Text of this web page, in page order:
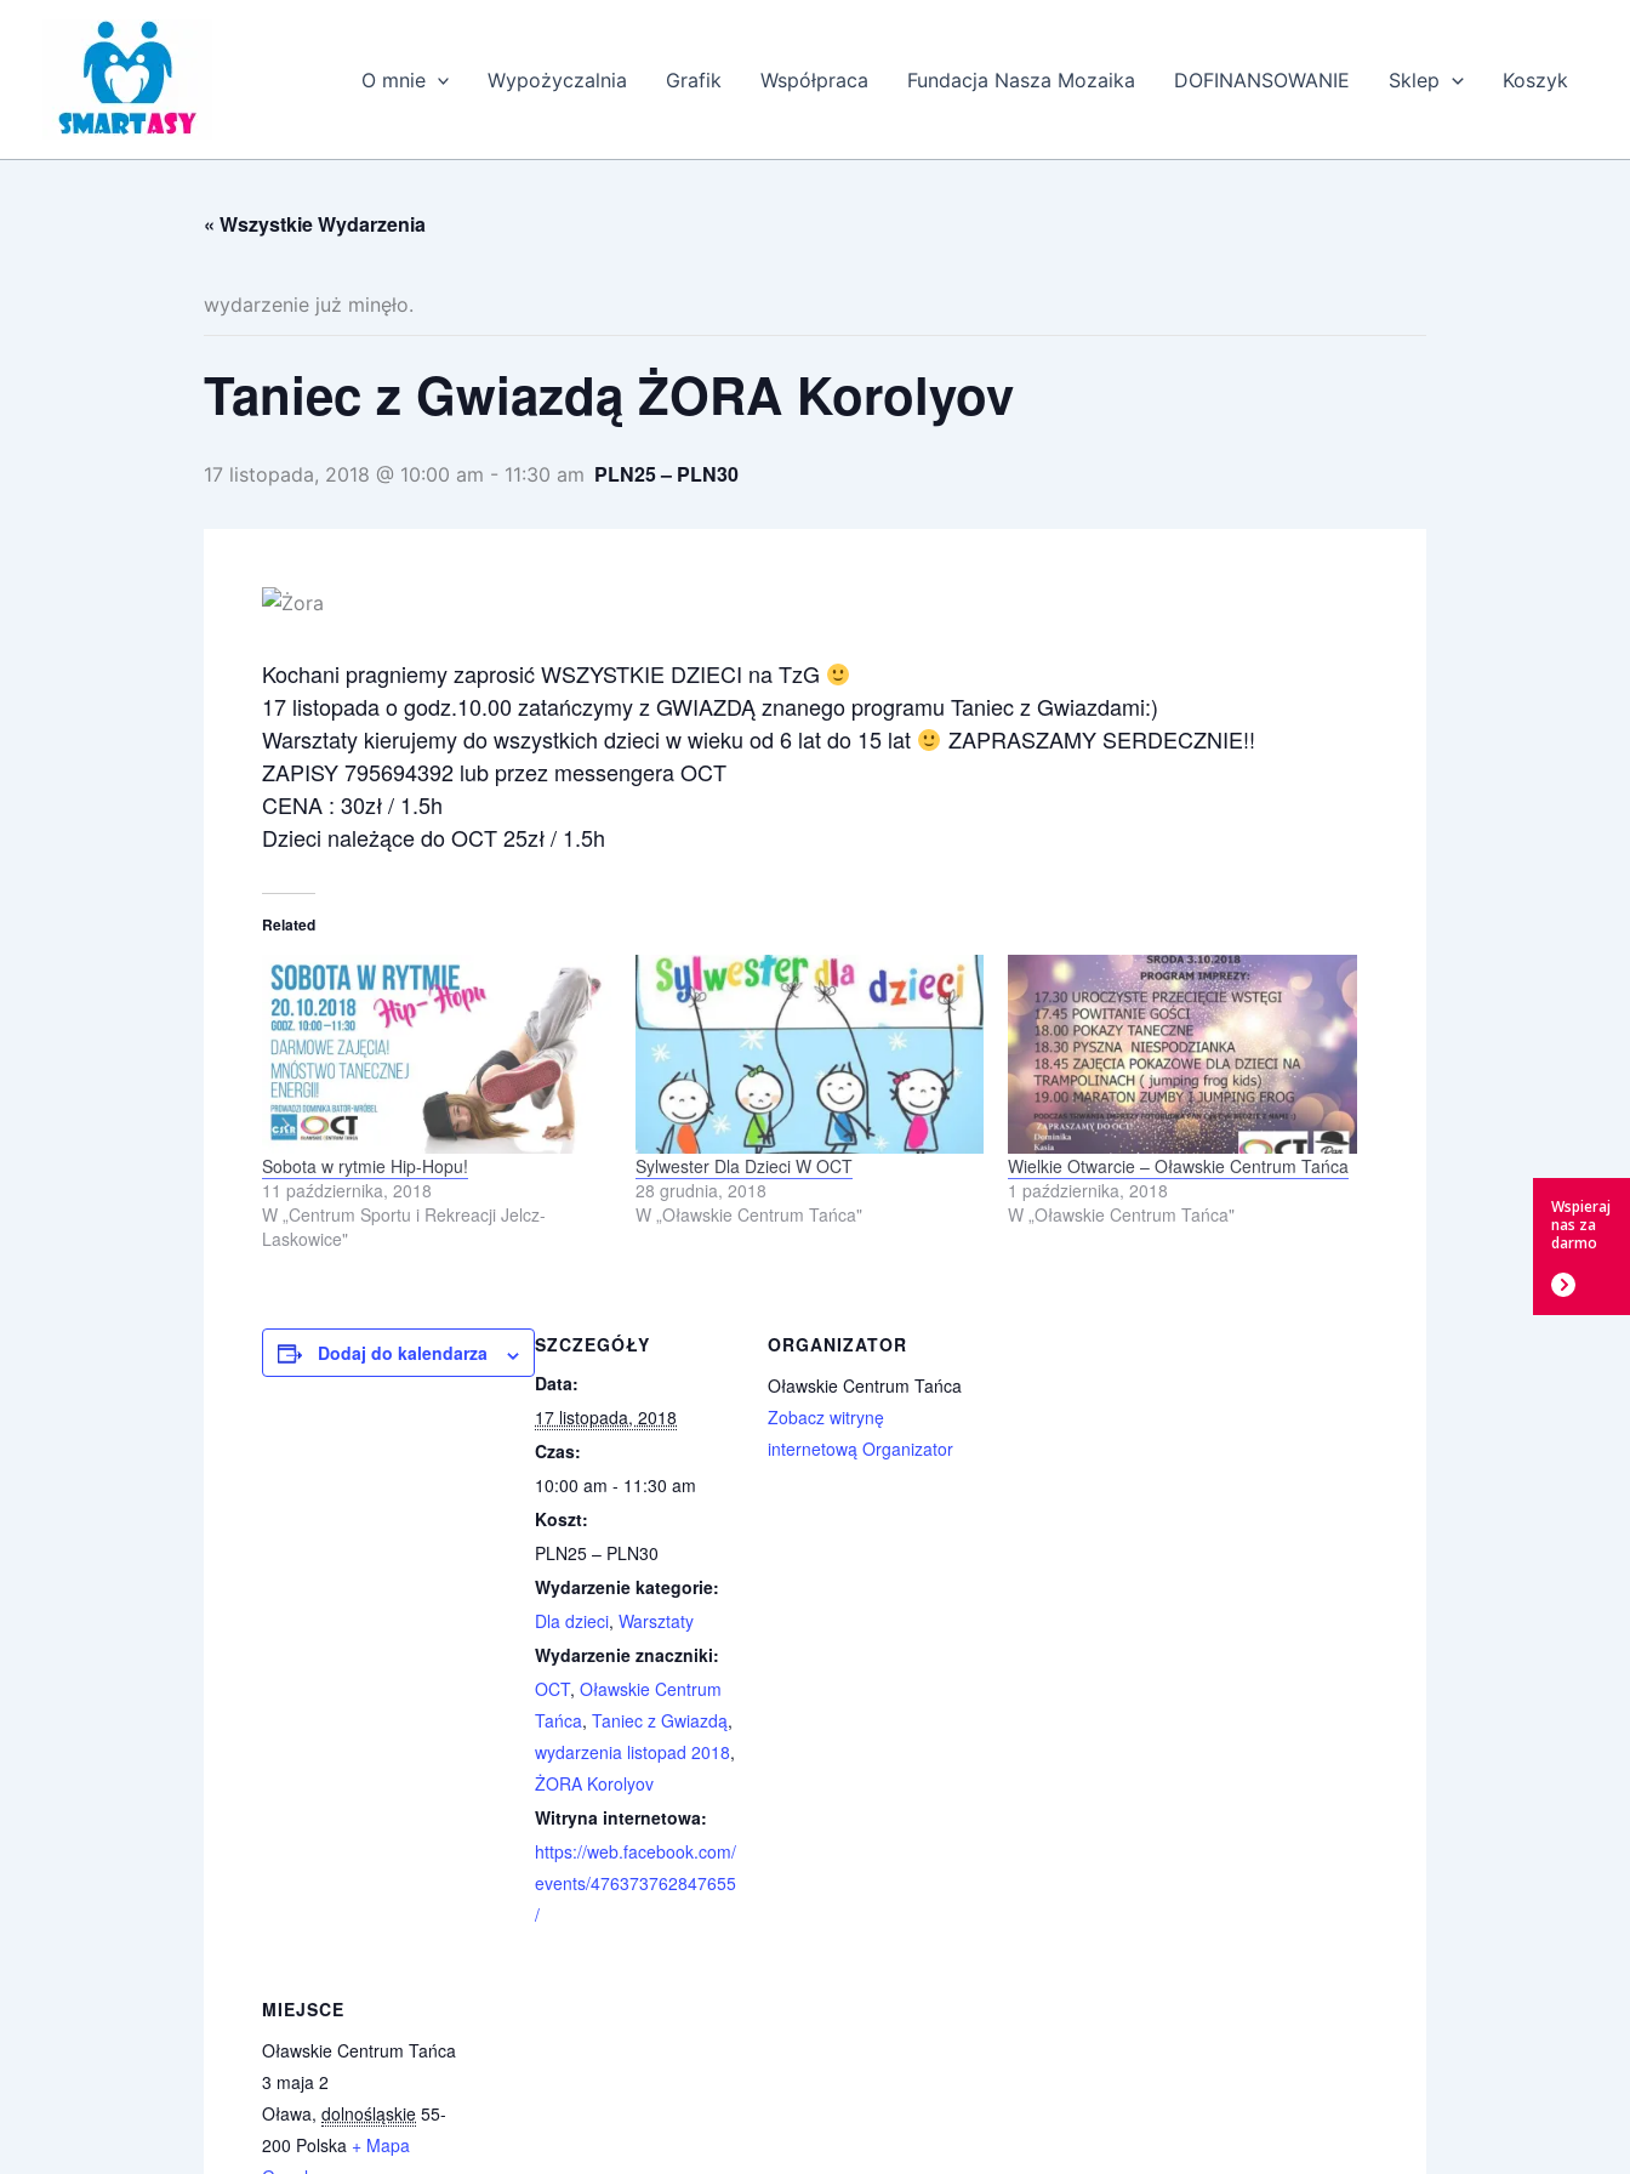
O mnie Wypożyczalnia Grafik Współpraca Fundacja Nasza Mozaika DOFINANSOWANIE Sklep Koszyk
« Wszystkie Wydarzenia
wydarzenie już minęło.
Taniec z Gwiazdą ŻORA Korolyov
17 listopada, 2018 @ 10:00 am - 11:30 am PLN25 – PLN30
Kochani pragniemy zaprosić WSZYSTKIE DZIECI na TzG
17 listopada o godz.10.00 zatańczymy z GWIAZDĄ znanego programu Taniec z Gwiazdami:)
Warsztaty kierujemy do wszystkich dzieci w wieku od 6 lat do 15 lat
ZAPRASZAMY SERDECZNIE!!
ZAPISY 795694392 lub przez messengera OCT
CENA : 30zł / 1.5h
Dzieci należące do OCT 25zł / 1.5h
Related
Sobota w rytmie Hip-Hopu!
11 października, 2018
W „Centrum Sportu i Rekreacji Jelcz-
Laskowice"
Sylwester Dla Dzieci W OCT
28 grudnia, 2018
W „Oławskie Centrum Tańca"
Wielkie Otwarcie – Oławskie Centrum Tańca
1 października, 2018
W „Oławskie Centrum Tańca"
Dodaj do kalendarza
SZCZEGÓŁY
Data:
17 listopada, 2018
Czas:
10:00 am - 11:30 am
Koszt:
PLN25 – PLN30
Wydarzenie kategorie:
Dla dzieci, Warsztaty
Wydarzenie znaczniki:
OCT, Oławskie Centrum
Tańca, Taniec z Gwiazdą,
wydarzenia listopad 2018,
ŻORA Korolyov
Witryna internetowa:
https://web.facebook.com/
events/476373762847655
/
ORGANIZATOR
Oławskie Centrum Tańca
Zobacz witrynę
internetową Organizator
MIEJSCE
Oławskie Centrum Tańca
3 maja 2
Oława, dolnośląskie 55-
200 Polska + Mapa
Wspieraj
nas za
darmo